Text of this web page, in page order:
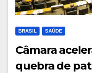
BRASIL SAÚDE
Câmara
quebra de